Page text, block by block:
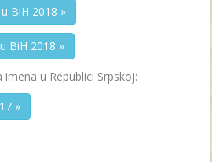
BiH 2018 »
BiH 2018 »
u Republici Srpskoj:
»